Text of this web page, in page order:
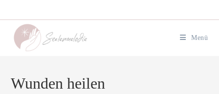
Inhalt
springen
Menü
Wunden heilen